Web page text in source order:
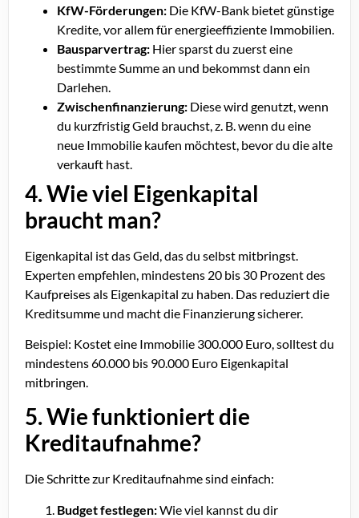
KfW-Förderungen: Die KfW-Bank bietet günstige
Kredite, vor allem für energieeffiziente Immobilien.
Bausparvertrag: Hier sparst du zuerst eine
bestimmte Summe an und bekommst dann ein
Darlehen.
Zwischenfinanzierung: Diese wird genutzt, wenn
du kurzfristig Geld brauchst, z. B. wenn du eine
neue Immobilie kaufen möchtest, bevor du die alte
verkauft hast.
4. Wie viel Eigenkapital
braucht man?
Eigenkapital ist das Geld, das du selbst mitbringst.
Experten empfehlen, mindestens 20 bis 30 Prozent des
Kaufpreises als Eigenkapital zu haben. Das reduziert die
Kreditsumme und macht die Finanzierung sicherer.
Beispiel: Kostet eine Immobilie 300.000 Euro, solltest du
mindestens 60.000 bis 90.000 Euro Eigenkapital
mitbringen.
5. Wie funktioniert die
Kreditaufnahme?
Die Schritte zur Kreditaufnahme sind einfach:
Budget festlegen:Wie viel kannst du dir